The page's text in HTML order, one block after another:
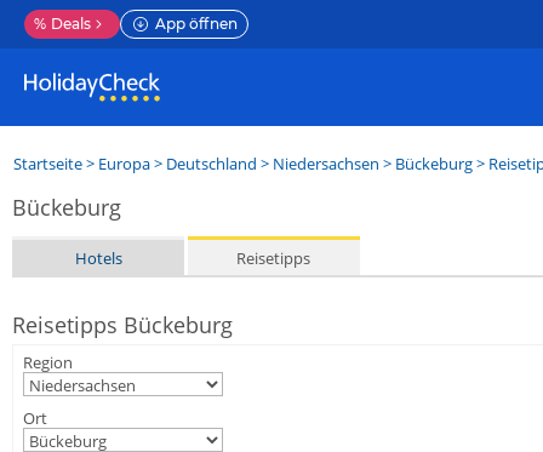
% Deals App öffnen
Startseite> Europa> Deutschland > Niedersachsen > Bückeburg>
Bückeburg
Hotels Reisetipps
Reisetipps Bückeburg
Region
Ort